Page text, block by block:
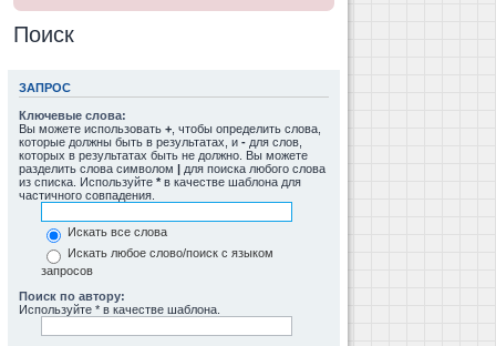
Поиск
ЗАПРОС
Ключевые слова:
Вы можете использовать + , чтобы определить слова,
которые должны быть в результатах, и - для слов,
которых в результатах быть не должно. Вы можете
разделить слова символом | для поиска любого слова
из списка. Используйте * в качестве шаблона для
частичного совпадения.
Искать все слова
Искать любое слово/поиск с языком
запросов
Поиск по автору:
Используйте * в качестве шаблона.